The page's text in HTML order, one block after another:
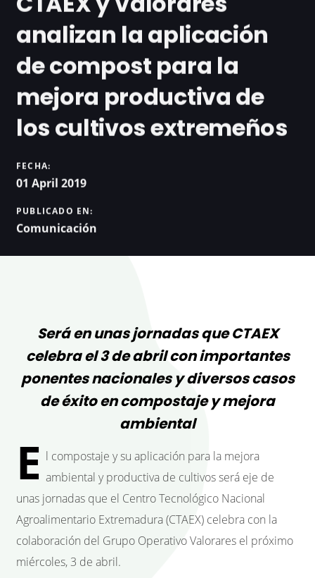
analizan la aplicación
de compost para la
mejora productiva de
los cultivos extremeños
FECHA:
01 April 2019
PUBLICADO EN:
Comunicación
Será en unas jornadas que CTAEX
celebra el 3 de abril con importantes
ponentes nacionales y diversos casos
de éxito en compostaje y mejora
ambiental
E l compostaje y su aplicación para la mejora
ambiental y productiva de cultivos será eje de
unas jornadas que el Centro Tecnológico Nacional
Agroalimentario Extremadura (CTAEX) celebra con la
colaboración del Grupo Operativo Valorares el próximo
miércoles, 3 de abril.